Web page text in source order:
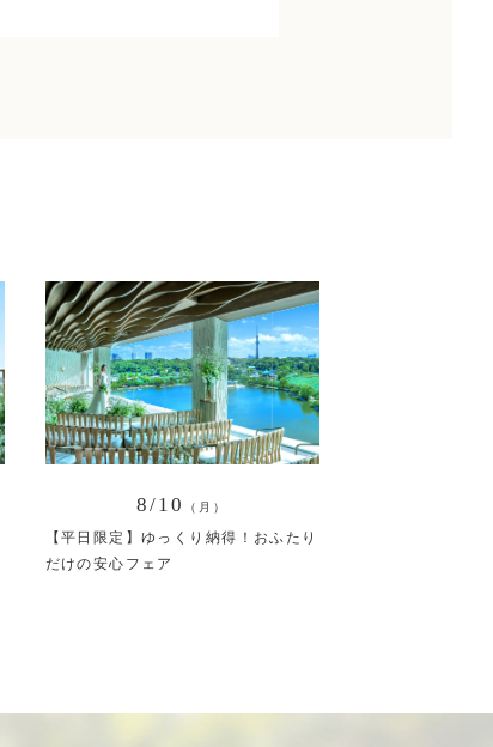
8/10 （月）
【平日限定】ゆっくり納得！おふたり
だけの安心フェア